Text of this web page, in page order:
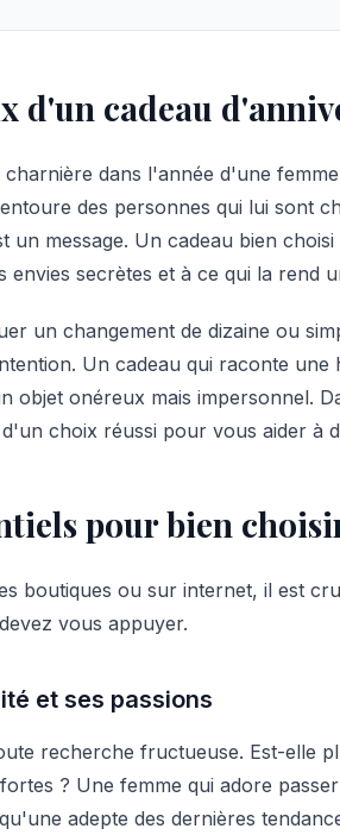
d'un cadeau
dans l'année d'une
des personnes qui lui sont
un message. Un cadeau bien
envies secrètes et à ce qui la rend
un changement de dizaine ou
Un cadeau qui raconte
objet onéreux mais impersonnel.
choix réussi pour vous aider à
pour bien
boutiques ou sur internet, il est
vous appuyer.
et ses passions
recherche fructueuse. Est-elle
? Une femme qui adore
adepte des dernières